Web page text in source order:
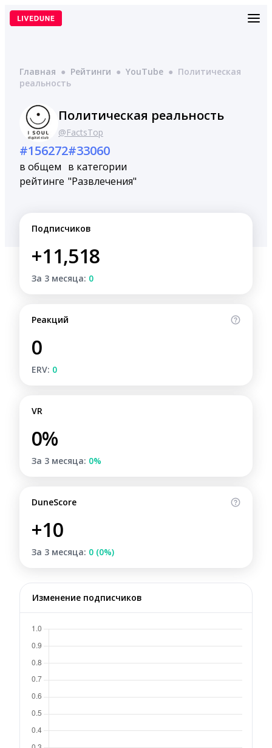
Перейти
Главная ● Рейтинги ● YouTube ● Политическая
реальность
Политическая реальность
@FactsTop
#156272
в общем
рейтинге
#33060
в категории
"Развлечения"
Подписчиков
+11,518
За 3 месяца: 0
Реакций
0
ERV: 0
VR
0%
За 3 месяца: 0%
DuneScore
+10
За 3 месяца: 0 (0%)
Изменение подписчиков